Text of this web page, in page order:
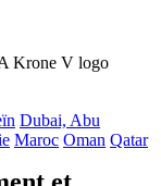
Dubai, Abu
Maroc Oman Qatar